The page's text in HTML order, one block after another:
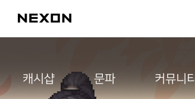
캐시샵 문파 커뮤니티